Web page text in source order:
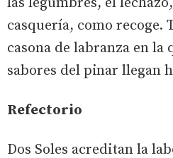
casquería, como recoge.
casona de labranza en la
sabores del pinar llegan
Refectorio
Dos Soles acreditan la